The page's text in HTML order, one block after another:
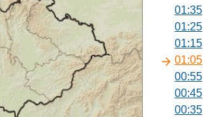
01:35
01:25
01:15
01:05
00:55
00:45
00:35